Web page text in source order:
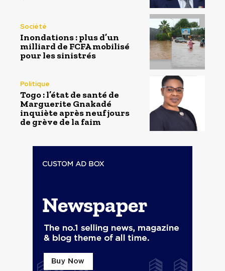
Société
Inondations : plus d’un
milliard de FCFA mobilisé
pour les sinistrés
Politique
Togo : l’état de santé de
Marguerite Gnakadé
inquiète après neuf jours
de grève de la faim